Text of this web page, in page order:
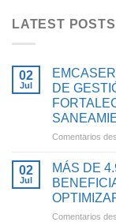
LATEST POSTS
02
Jul
DE
Comentarios
02
Jul
MÁS DE
Comentarios